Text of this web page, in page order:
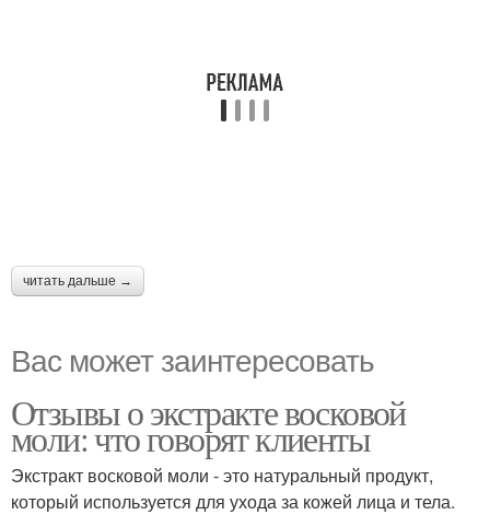
читать дальше →
Вас может заинтересовать
Отзывы о экстракте восковой
моли: что говорят клиенты
Экстракт восковой моли - это натуральный продукт,
который используется для ухода за кожей лица и тела.